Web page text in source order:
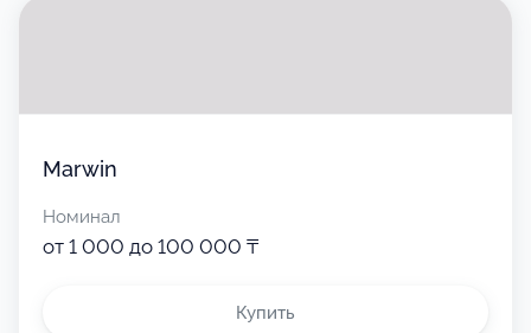
Marwin
Номинал
от 1 000 до 100 000 ₸
Купить